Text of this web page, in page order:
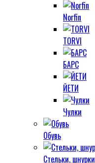
Norfin
TORVI
БАРС
ЙЕТИ
Чулки
Обувь
Стельки, шнурки